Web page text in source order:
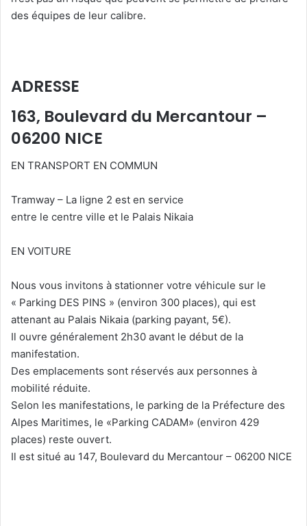
des équipes de leur calibre.
ADRESSE
163, Boulevard du Mercantour –
06200 NICE
EN TRANSPORT EN COMMUN
Tramway – La ligne 2 est en service
entre le centre ville et le Palais Nikaia
EN VOITURE
Nous vous invitons à stationner votre véhicule sur le
« Parking DES PINS » (environ 300 places), qui est
attenant au Palais Nikaia (parking payant, 5€).
Il ouvre généralement 2h30 avant le début de la
manifestation.
Des emplacements sont réservés aux personnes à
mobilité réduite.
Selon les manifestations, le parking de la Préfecture des
Alpes Maritimes, le «Parking CADAM» (environ 429
places) reste ouvert.
Il est situé au 147, Boulevard du Mercantour – 06200 NICE